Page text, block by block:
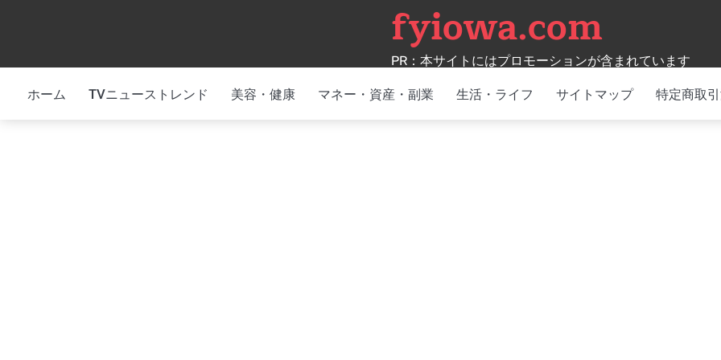
fyiowa.com
PR：本サイトにはプロモーションが含まれています
ホーム TVニューストレンド 美容・健康 マネー・資産・副業 生活・ライフ サイトマップ 特定商取